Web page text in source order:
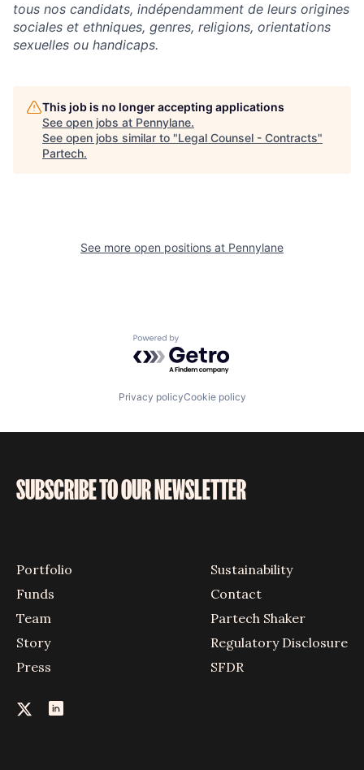
tous nos candidats, indépendamment de leurs origines
sociales et ethniques, genres, religions, orientations
sexuelles ou handicaps.
This job is no longer accepting applications
See open jobs at Pennylane.
See open jobs similar to "Legal Counsel - Contracts"
Partech.
See more open positions at Pennylane
Powered by Getro.com
Privacy policyCookie policy
SUBSCRIBE TO OUR NEWSLETTER
Portfolio
Funds
Team
Story
Press
Sustainability
Contact
Partech Shaker
Regulatory Disclosure
SFDR